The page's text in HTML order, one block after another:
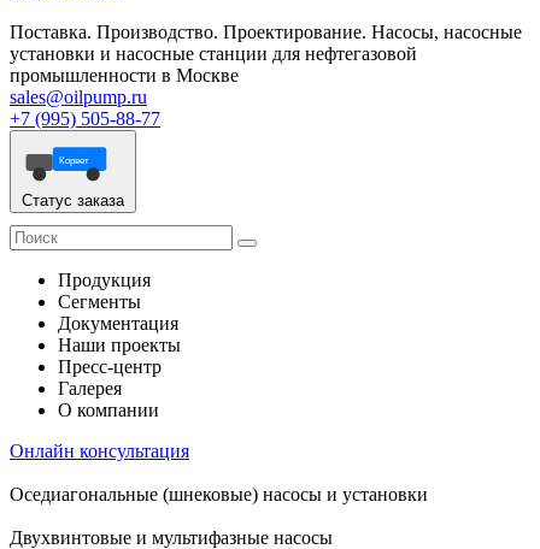
Поставка. Производство. Проектирование. Насосы, насосные
установки и насосные станции для нефтегазовой
промышленности в Москве
sales@oilpump.ru
+7 (995) 505-88-77
Корвет
Статус заказа
Продукция
Сегменты
Документация
Наши проекты
Пресс-центр
Галерея
О компании
Онлайн консультация
Оседиагональные (шнековые) насосы и установки
Двухвинтовые и мультифазные насосы